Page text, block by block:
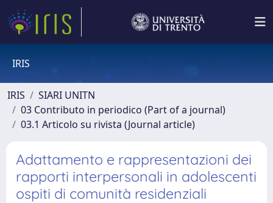
IRIS
IRIS
SIARI UNITN
03 Contributo in periodico (Part of a journal)
03.1 Articolo su rivista (Journal article)
Adattamento e rappresentazioni dei
rapporti interpersonali in adolescenti
ospiti di comunità residenziali